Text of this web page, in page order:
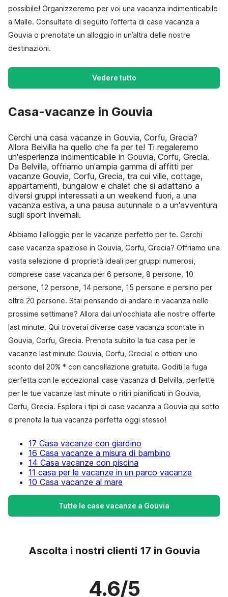
possibile! Organizzeremo per voi una vacanza indimenticabile
a Malle. Consultate di seguito l’offerta di case vacanza a
Gouvia o prenotate un alloggio in un’altra delle nostre
destinazioni.
Vedere tutto
Casa-vacanze in Gouvia
Cerchi una casa vacanze in Gouvia, Corfu, Grecia?
Allora Belvilla ha quello che fa per te! Ti regaleremo
un'esperienza indimenticabile in Gouvia, Corfu, Grecia.
Da Belvilla, offriamo un'ampia gamma di affitti per
vacanze Gouvia, Corfu, Grecia, tra cui ville, cottage,
appartamenti, bungalow e chalet che si adattano a
diversi gruppi interessati a un weekend fuori, a una
vacanza estiva, a una pausa autunnale o a un'avventura
sugli sport invernali.
Abbiamo l'alloggio per le vacanze perfetto per te. Cerchi
case vacanza spaziose in Gouvia, Corfu, Grecia? Offriamo una
vasta selezione di proprietà ideali per gruppi numerosi,
comprese case vacanza per 6 persone, 8 persone, 10
persone, 12 persone, 14 persone, 15 persone e persino per
oltre 20 persone. Stai pensando di andare in vacanza nelle
prossime settimane? Allora dai un'occhiata alle nostre offerte
last minute. Qui troverai diverse case vacanza scontate in
Gouvia, Corfu, Grecia. Prenota subito la tua casa per le
vacanze last minute Gouvia, Corfu, Grecia! e ottieni uno
sconto del 20% * con cancellazione gratuita. Goditi la fuga
perfetta con le eccezionali case vacanza di Belvilla, perfette
per le tue vacanze last minute o ritiri pianificati in Gouvia,
Corfu, Grecia. Esplora i tipi di case vacanza a Gouvia qui sotto
e prenota la tua vacanza perfetta oggi stesso!
17 Casa vacanze con giardino
16 Casa vacanze a misura di bambino
14 Casa vacanze con piscina
11 casa per le vacanze in un parco vacanze
10 Casa vacanze al mare
Tutte le case vacanze a Gouvia
Ascolta i nostri clienti 17 in Gouvia
4.6/5